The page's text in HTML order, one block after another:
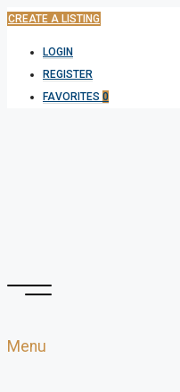
CREATE A LISTING
LOGIN
REGISTER
FAVORITES 0
Menu